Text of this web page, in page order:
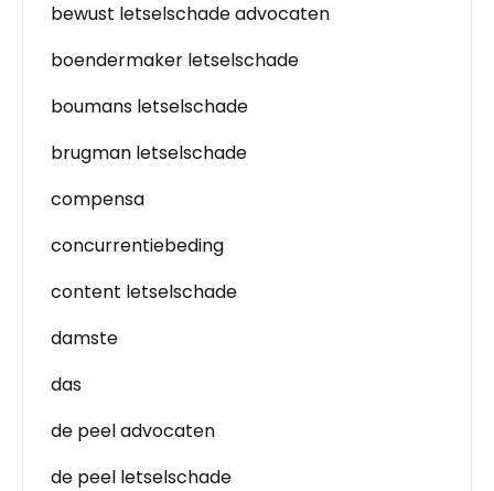
bewust letselschade advocaten
boendermaker letselschade
boumans letselschade
brugman letselschade
compensa
concurrentiebeding
content letselschade
damste
das
de peel advocaten
de peel letselschade